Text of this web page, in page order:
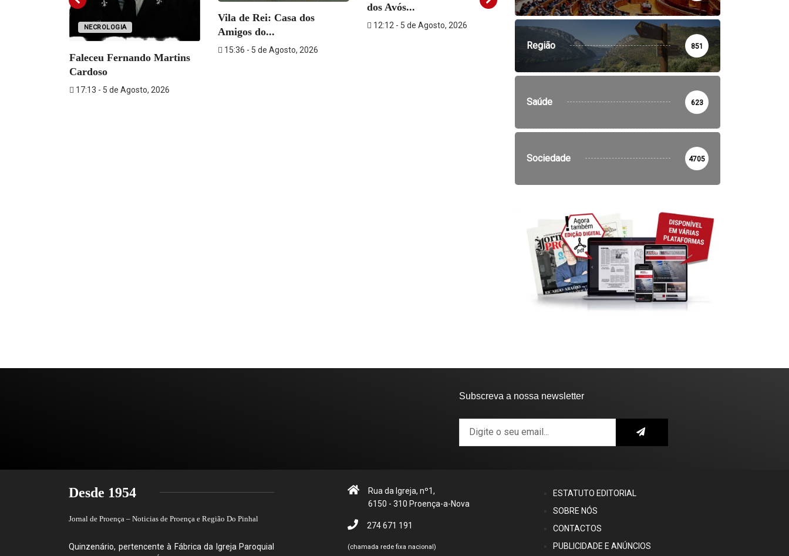
NECROLOGIA
Faleceu Fernando Martins
Cardoso
17:13 - 5 de Agosto, 2026
Vila de Rei: Casa dos
Amigos do...
15:36 - 5 de Agosto, 2026
dos Avós...
12:12 - 5 de Agosto, 2026
Sertã: Crianças abordam
direitos humanos
11:55 - 5 de Agosto, 2026
Proença-a-Nova: Cinco
praias e zonas balneares
disputam...
17:05 - 4 de Agosto, 2026
Região 851
Saúde 623
Sociedade 4705
Subscreva a nossa newsletter
Desde 1954
Jornal de Proença – Noticias de Proença e Região Do Pinhal
Quinzenário, pertencente à Fábrica da Igreja Paroquial
Rua da Igreja, nº1,
6150 - 310 Proença-a-Nova
274 671 191
(chamada rede fixa nacional)
ESTATUTO EDITORIAL
SOBRE NÓS
CONTACTOS
PUBLICIDADE E ANÚNCIOS